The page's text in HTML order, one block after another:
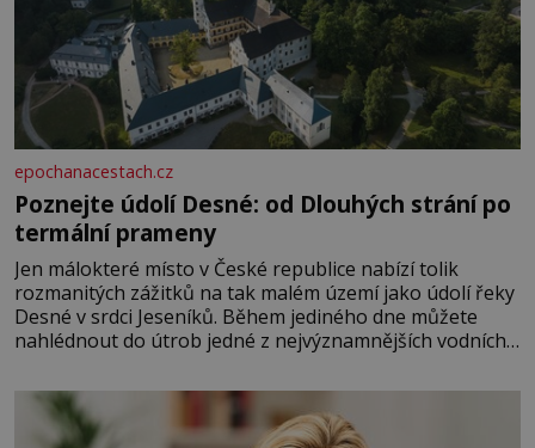
epochanacestach.cz
Poznejte údolí Desné: od Dlouhých strání po
termální prameny
Jen málokteré místo v České republice nabízí tolik
rozmanitých zážitků na tak malém území jako údolí řeky
Desné v srdci Jeseníků. Během jediného dne můžete
nahlédnout do útrob jedné z nejvýznamnějších vodních
se na koloběžce a den zakončit poznáváním památek ve
Velkých Losinách nebo v termálním